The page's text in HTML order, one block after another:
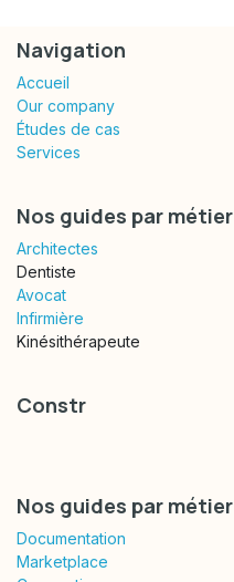
Navigation
Accueil
Our company
Études de cas
Services
Nos guides par métier
Architectes
Dentiste
Avocat
Infirmière
Kinésithérapeute
Constr
Nos guides par métier
Documentation
Marketplace